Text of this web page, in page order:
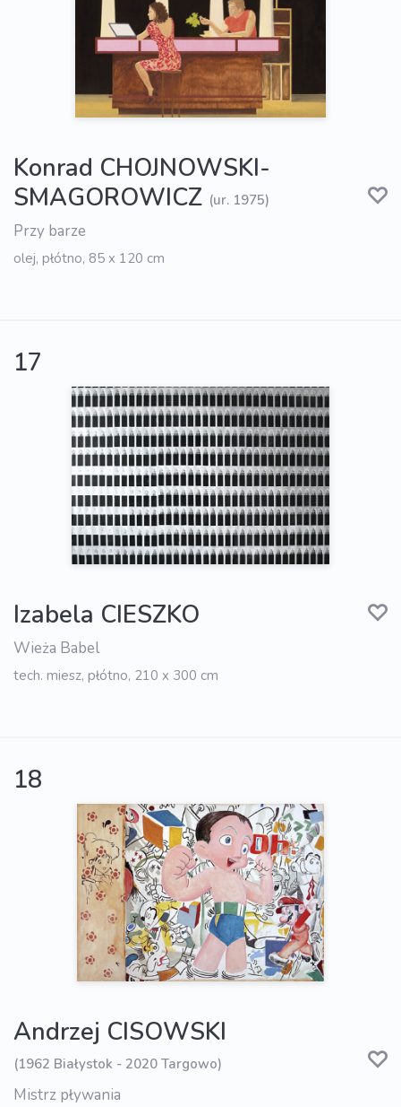
Konrad CHOJNOWSKI-
SMAGOROWICZ (ur. 1975)
Przy barze
olej, płótno, 85 x 120 cm
17
Izabela CIESZKO
Wieża Babel
tech. miesz, płótno, 210 x 300 cm
18
Andrzej CISOWSKI
(1962 Białystok - 2020 Targowo)
Mistrz pływania